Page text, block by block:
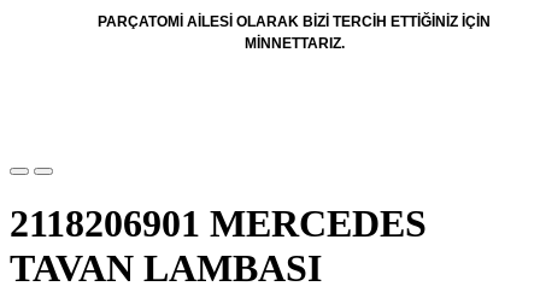
PARÇATOMİ AİLESİ OLARAK BİZİ TERCİH ETTİĞİNİZ İÇİN
MİNNETTARIZ.
2118206901 MERCEDES
TAVAN LAMBASI